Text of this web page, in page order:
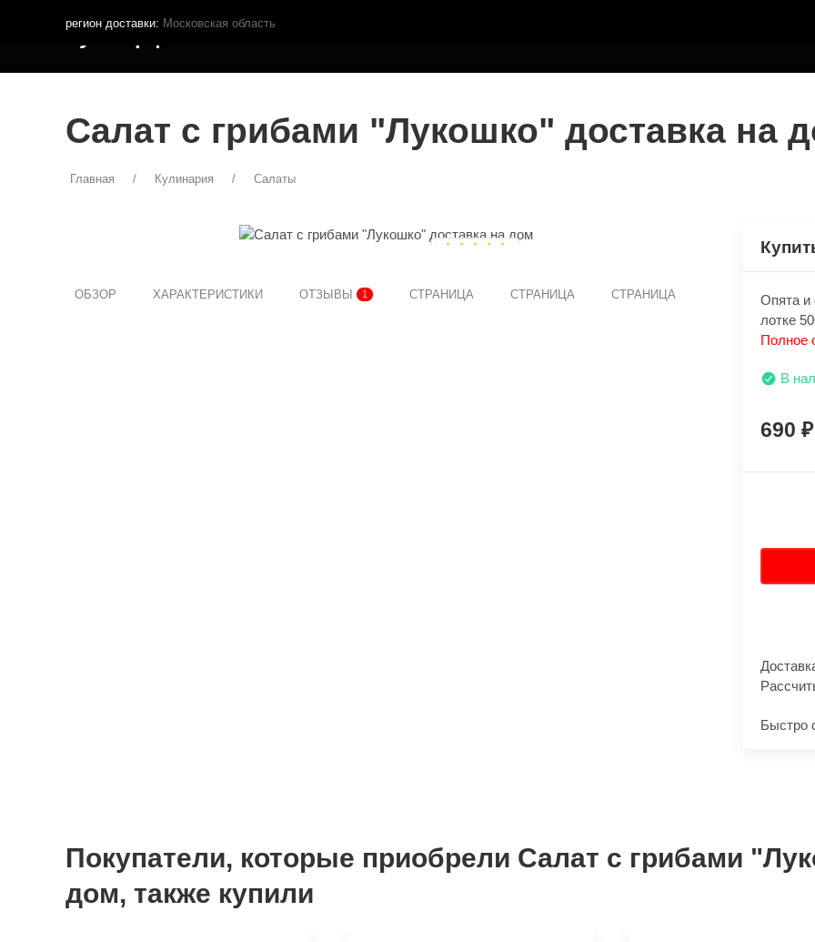
регион доставки: Московская область
Кутья.рф
Салат с грибами "Лукошко" доставка на
Главная Кулинария Салаты
ОБЗОР ХАРАКТЕРИСТИКИ ОТЗЫВЫ 1 СТРАНИЦА СТРАНИЦА СТРАНИЦА
Опята и
лотке
Полное
В
690
Быстро
Покупатели, которые приобрели Салат с грибами
дом, также купили